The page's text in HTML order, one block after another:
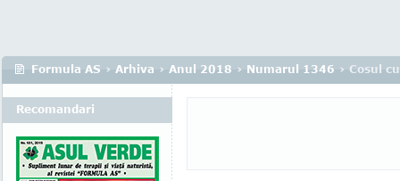
Formula AS › Arhiva › Anul 2018 › Numarul 1346 › Cosul
Recomandari